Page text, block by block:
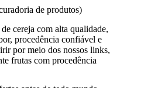
de produtos)
cereja com alta qualidade,
procedência confiável e
por meio dos nossos links,
frutas com procedência